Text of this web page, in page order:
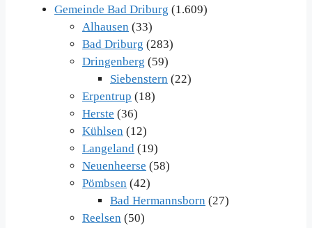
Gemeinde Bad Driburg (1.609)
Alhausen (33)
Bad Driburg (283)
Dringenberg (59)
Siebenstern (22)
Erpentrup (18)
Herste (36)
Kühlsen (12)
Langeland (19)
Neuenheerse (58)
Pömbsen (42)
Bad Hermannsborn (27)
Reelsen (50)